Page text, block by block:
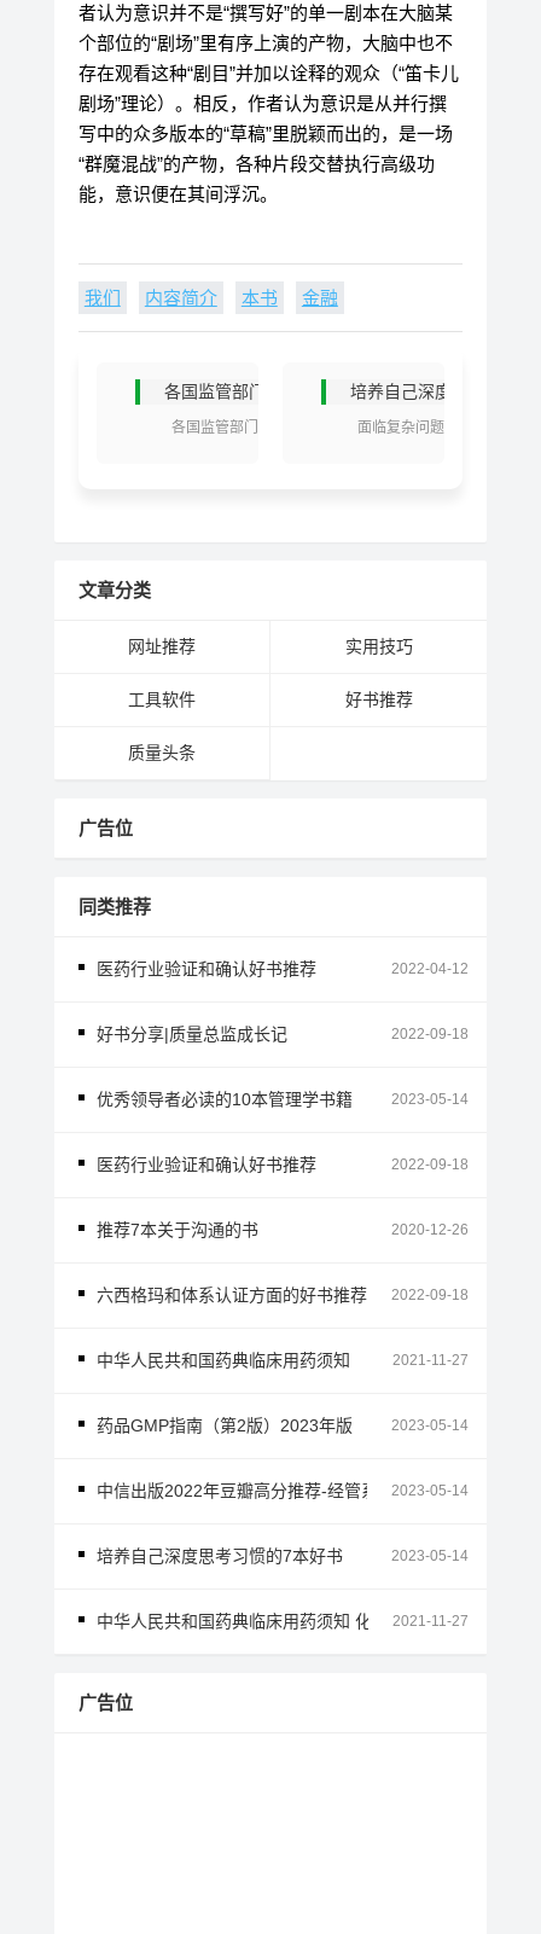
者认为意识并不是“撰写好”的单一剧本在大脑某
个部位的“剧场”里有序上演的产物，大脑中也不
存在观看这种“剧目”并加以诠释的观众（“笛卡儿
剧场”理论）。相反，作者认为意识是从并行撰
写中的众多版本的“草稿”里脱颖而出的，是一场
“群魔混战”的产物，各种片段交替执行高级功
能，意识便在其间浮沉。
我们 内容简介 本书 金融
各国监管部门网址汇总
各国监管部门
培养自己深度思考习惯的
面临复杂问题
文章分类
网址推荐 实用技巧
工具软件 好书推荐
质量头条
广告位
同类推荐
医药行业验证和确认好书推荐 2022-04-12
好书分享|质量总监成长记 2022-09-18
优秀领导者必读的10本管理学书籍 2023-05-14
医药行业验证和确认好书推荐 2022-09-18
推荐7本关于沟通的书 2020-12-26
六西格玛和体系认证方面的好书推荐 2022-09-18
中华人民共和国药典临床用药须知 2021-11-27
药品GMP指南（第2版）2023年版 2023-05-14
中信出版2022年豆瓣高分推荐-经管系列2023-05-14
培养自己深度思考习惯的7本好书 2023-05-14
中华人民共和国药典临床用药须知 化学药和生物制品卷
2021-11-27
广告位